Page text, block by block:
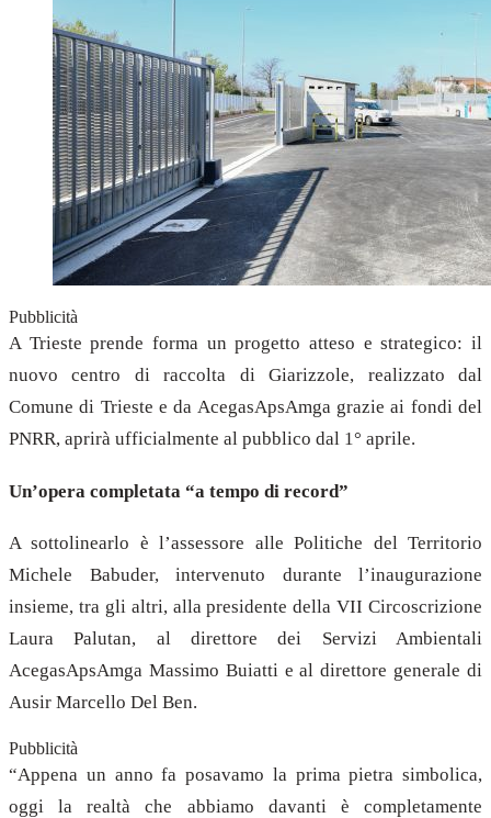
Pubblicità
A Trieste prende forma un progetto atteso e strategico: il
nuovo centro di raccolta di Giarizzole, realizzato dal
Comune di Trieste e da AcegasApsAmga grazie ai fondi del
PNRR, aprirà ufficialmente al pubblico dal 1° aprile.
Un’opera completata “a tempo di record”
A sottolinearlo è l’assessore alle Politiche del Territorio
Michele Babuder, intervenuto durante l’inaugurazione
insieme, tra gli altri, alla presidente della VII Circoscrizione
Laura Palutan, al direttore dei Servizi Ambientali
AcegasApsAmga Massimo Buiatti e al direttore generale di
Ausir Marcello Del Ben.
Pubblicità
“Appena un anno fa posavamo la prima pietra simbolica,
oggi la realtà che abbiamo davanti è completamente